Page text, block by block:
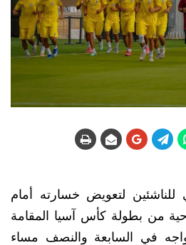
لتعويض خسارته أمام
من بطولة كأس آسيا المقامة
في السابعة والنصف مساء